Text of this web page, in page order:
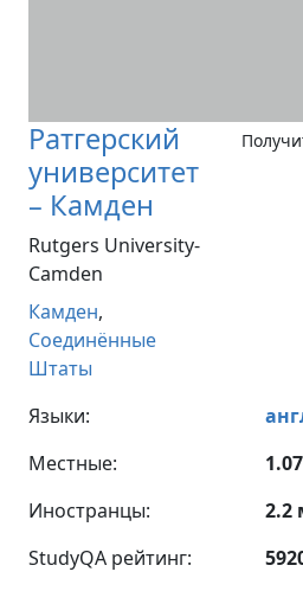
Ратгерский
университет
– Камден
Rutgers University-
Camden
Камден,
Соединённые
Штаты
Языки:
Местные:
Иностранцы:
2.2
StudyQA рейтинг: